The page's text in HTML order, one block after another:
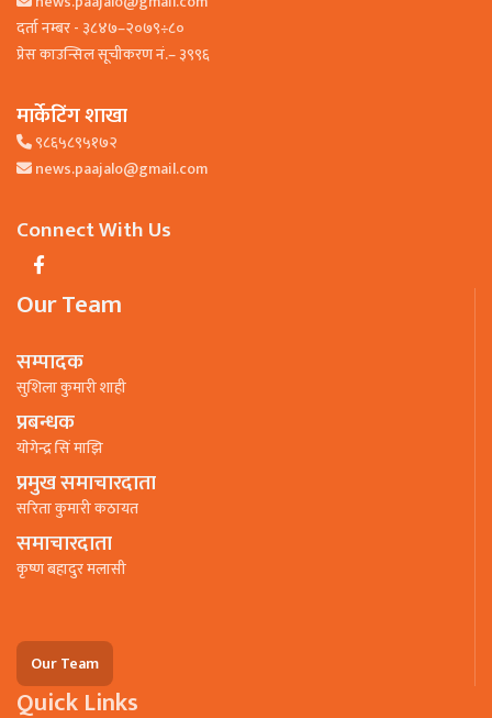
दर्ता नम्बर - ३८४७–२०७९÷८०
प्रेस काउन्सिल सूचीकरण नं.– ३९९६
मार्केटिंग शाखा
९८६५८९५१७२
news.paajalo@gmail.com
Connect With Us
Our Team
सम्पादक
सुशिला कुमारी शाही
प्रबन्धक
याेगेन्द्र सिं माझि
प्रमुख समाचारदाता
सरिता कुमारी कठायत
समाचारदाता
कृष्ण बहादुर मलासी
Our Team
Quick Links